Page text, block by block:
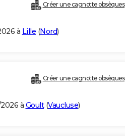
Créer une cagnotte obsèques
à Lille (Nord)
Créer une cagnotte obsèques
à Goult(Vaucluse)